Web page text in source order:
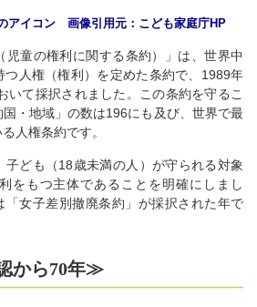
アイコン 画像引用元：こども家庭庁HP
童の権利に関する条約）」は、世界中
つ人権（権利）を定めた条約で、1989年
いて採択されました。この条約を守るこ
・地域」の数は196にも及び、世界で最
人権条約です。
ども（18歳未満の人）が守られる対象
をもつ主体であることを明確にしまし
「女子差別撤廃条約」が採択された年で
から70年≫